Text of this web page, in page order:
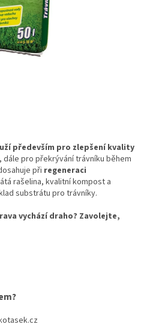
především pro zlepšení kvality
, dále pro překrývání trávníku během
při regeneraci
rašelina, kvalitní kompost a
substrátu pro trávníky.
vychází draho? Zavolejte,